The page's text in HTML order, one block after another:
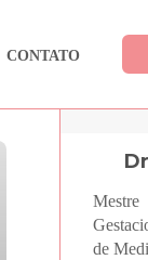
CONTATO
de